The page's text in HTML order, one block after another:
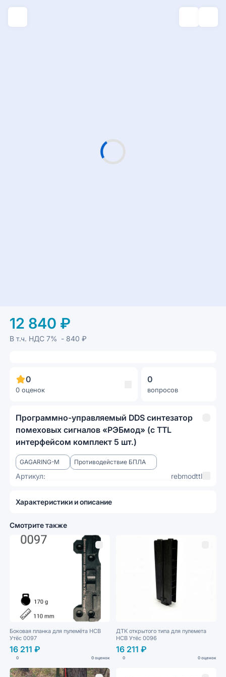
12 840 ₽
В т.ч. НДС7% - 840 ₽
0
0 оценок
0
вопросов
Программно-управляемый DDS синтезатор
помеховых сигналов «РЭБмод» (с TTL
интерфейсом комплект 5 шт.)
GAGARING-M Противодействие БПЛА
Артикул: rebmodttl
Характеристики и описание
Смотрите также
Боковая планка для пулемёта НСВ
Утёс 0097
16 211 ₽
0 0 оценок
ДТК открытого типа для пулемета
НСВ Утёс 0096
16 211 ₽
0 0 оценок